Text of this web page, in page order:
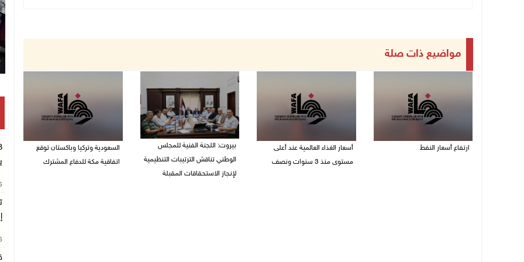
مواضيع ذات صلة
ارتفاع أسعار النفط
أسعار الغذاء العالمية عند أعلى
مستوى منذ 3 سنوات ونصف
بيروت: اللجنة الفنية للمجلس
الوطني تناقش الترتيبات التنظيمية
لإنجاز الاستحقاقات المقبلة
السعودية وتركيا وباكستان توقع
اتفاقية مكة للدفاع المشترك